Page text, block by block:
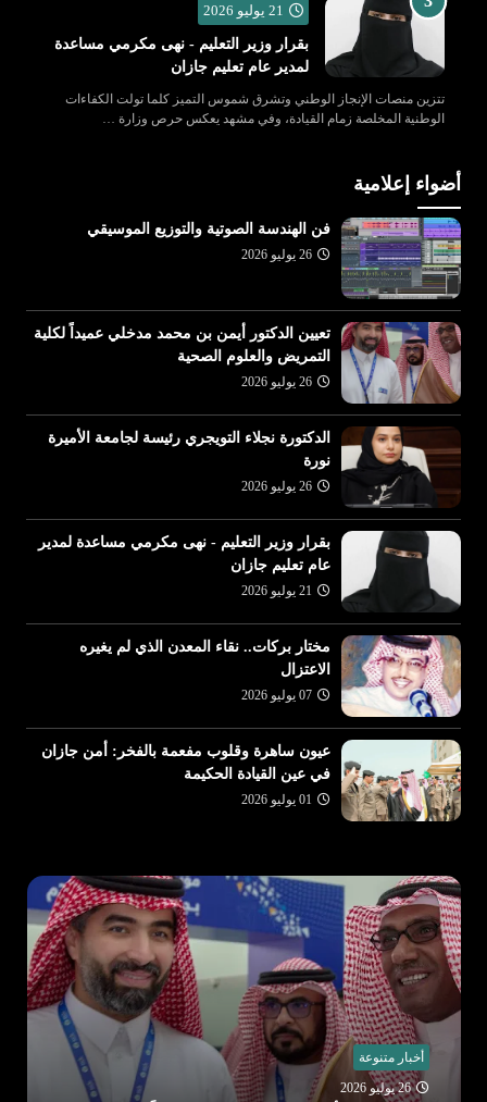
21 يوليو 2026
بقرار وزير التعليم - نهى مكرمي مساعدة
لمدير عام تعليم جازان
تتزين منصات الإنجاز الوطني وتشرق شموس التميز كلما تولت الكفاءات
الوطنية المخلصة زمام القيادة، وفي مشهد يعكس حرص وزارة …
أضواء إعلامية
فن الهندسة الصوتية والتوزيع الموسيقي
26 يوليو 2026
تعيين الدكتور أيمن بن محمد مدخلي عميداً لكلية
التمريض والعلوم الصحية
26 يوليو 2026
الدكتورة نجلاء التويجري رئيسة لجامعة الأميرة
نورة
26 يوليو 2026
بقرار وزير التعليم - نهى مكرمي مساعدة لمدير
عام تعليم جازان
21 يوليو 2026
مختار بركات.. نقاء المعدن الذي لم يغيره
الاعتزال
07 يوليو 2026
عيون ساهرة وقلوب مفعمة بالفخر: أمن جازان
في عين القيادة الحكيمة
01 يوليو 2026
أخبار متنوعة